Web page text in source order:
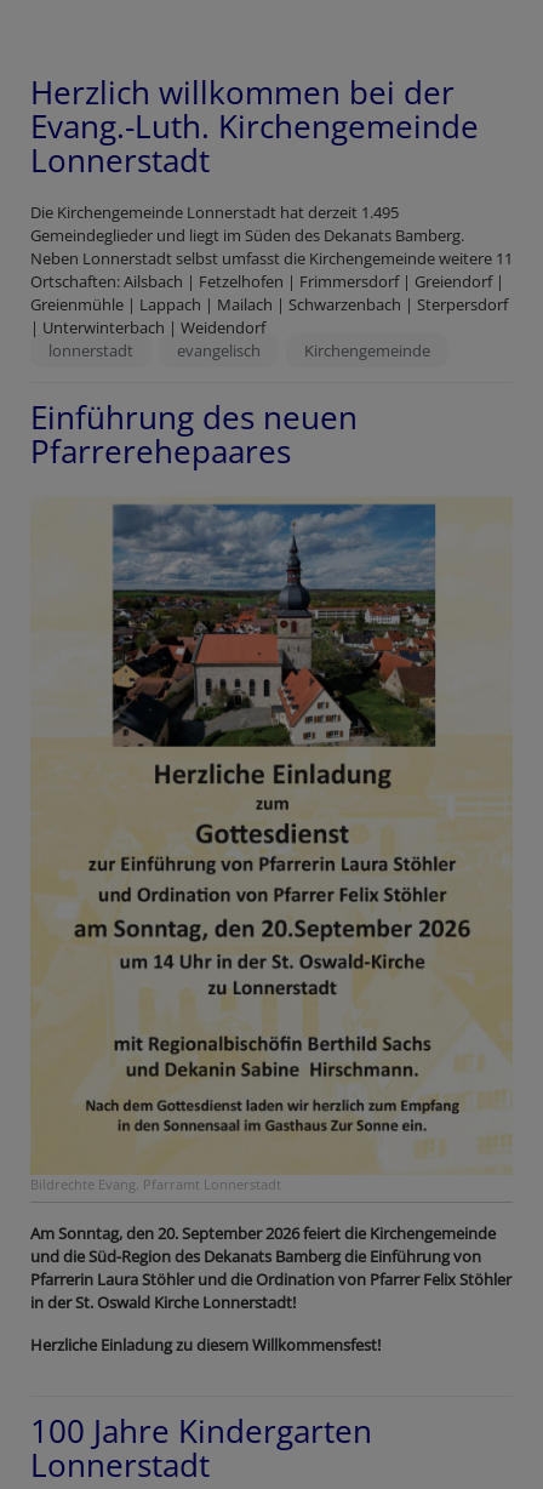
Herzlich willkommen bei der
Evang.-Luth. Kirchengemeinde
Lonnerstadt
Die Kirchengemeinde Lonnerstadt hat derzeit 1.495
Gemeindeglieder und liegt im Süden des Dekanats Bamberg.
Neben Lonnerstadt selbst umfasst die Kirchengemeinde weitere 11
Ortschaften: Ailsbach | Fetzelhofen | Frimmersdorf | Greiendorf |
Greienmühle | Lappach | Mailach | Schwarzenbach | Sterpersdorf
| Unterwinterbach | Weidendorf
lonnerstadt
evangelisch Kirchengemeinde
Einführung des neuen
Pfarrerehepaares
Bildrechte Evang. Pfarramt Lonnerstadt
Am Sonntag, den 20. September 2026 feiert die Kirchengemeinde
und die Süd-Region des Dekanats Bamberg die Einführung von
Pfarrerin Laura Stöhler und die Ordination von Pfarrer Felix Stöhler
in der St. Oswald Kirche Lonnerstadt!
Herzliche Einladung zu diesem Willkommensfest!
100 Jahre Kindergarten
Lonnerstadt